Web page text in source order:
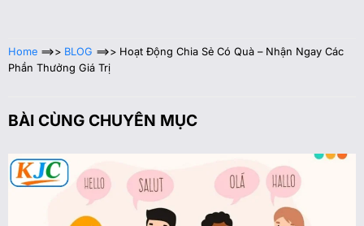
Home==>> BLOG ==>> Hoạt Động Chia Sẻ Có Quà – Nhận Ngay Các
Phần Thưởng Giá Trị
BÀI CÙNG CHUYÊN MỤC